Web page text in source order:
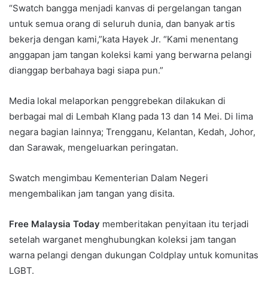
“Swatch bangga menjadi kanvas di pergelangan tangan
untuk semua orang di seluruh dunia, dan banyak artis
bekerja dengan kami,”kata Hayek Jr. “Kami menentang
anggapan jam tangan koleksi kami yang berwarna pelangi
dianggap berbahaya bagi siapa pun.”
Media lokal melaporkan penggrebekan dilakukan di
berbagai mal di Lembah Klang pada 13 dan 14 Mei. Di lima
negara bagian lainnya; Trengganu, Kelantan, Kedah, Johor,
dan Sarawak, mengeluarkan peringatan.
Swatch mengimbau Kementerian Dalam Negeri
mengembalikan jam tangan yang disita.
Free Malaysia Today memberitakan penyitaan itu terjadi
setelah warganet menghubungkan koleksi jam tangan
warna pelangi dengan dukungan Coldplay untuk komunitas
LGBT.